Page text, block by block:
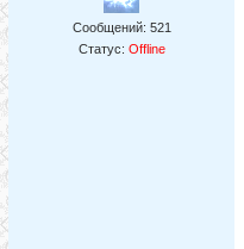
Сообщений: 521
Статус: Offline